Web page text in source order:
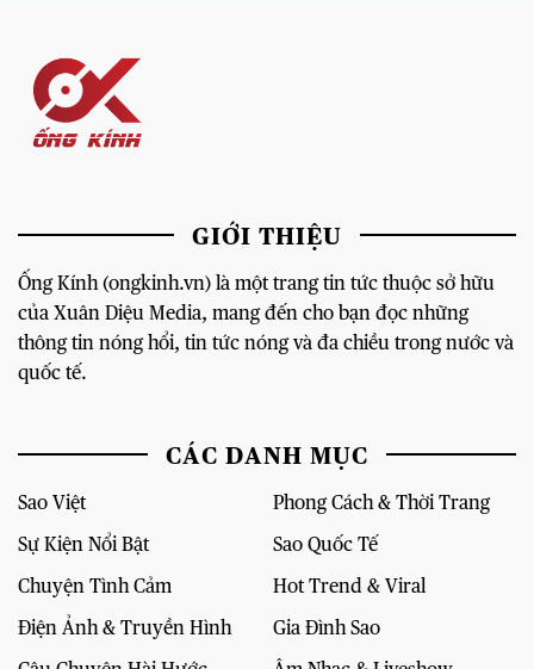
GIỚI THIỆU
Ống Kính (ongkinh.vn) là một trang tin tức thuộc sở hữu
của Xuân Diệu Media, mang đến cho bạn đọc những
thông tin nóng hổi, tin tức nóng và đa chiều trong nước và
quốc tế.
CÁC DANH MỤC
Sao Việt
Phong Cách & Thời Trang
Sự Kiện Nổi Bật
Sao Quốc Tế
Chuyện Tình Cảm
Hot Trend & Viral
Điện Ảnh & Truyền Hình
Gia Đình Sao